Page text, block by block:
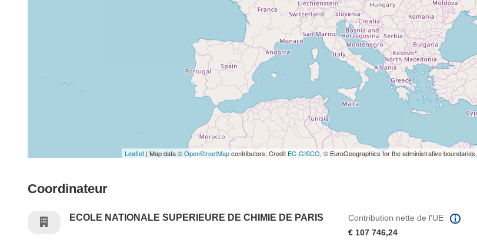
Leaflet | Map data ©OpenStreetMapcontributors, Credit EC-GISCO, © EuroGeographics for the administrative boundaries,
Coordinateur
ECOLE NATIONALE SUPERIEURE DE CHIMIE DE PARIS
Contribution nette de l'UE
€ 107 746,24